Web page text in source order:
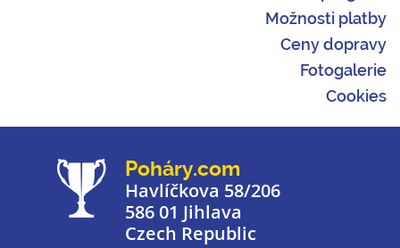
Možnosti platby
Ceny dopravy
Fotogalerie
Cookies
Poháry.com
Havlíčkova 58/206
586 01 Jihlava
Czech Republic